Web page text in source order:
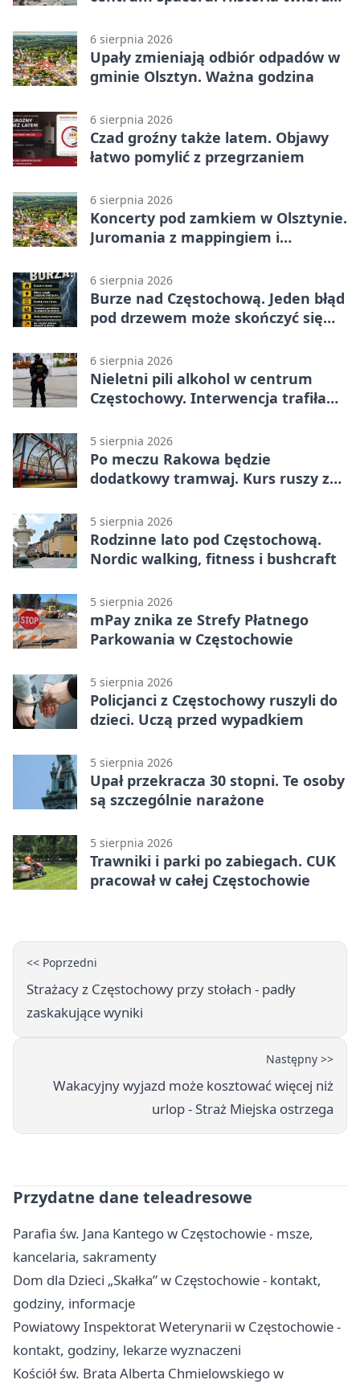
6 sierpnia 2026
Upały zmieniają odbiór odpadów w
gminie Olsztyn. Ważna godzina
6 sierpnia 2026
Czad groźny także latem. Objawy
łatwo pomylić z przegrzaniem
6 sierpnia 2026
Koncerty pod zamkiem w Olsztynie.
Juromania z mappingiem i
6 sierpnia 2026
Burze nad Częstochową. Jeden błąd
pod drzewem może skończyć się
6 sierpnia 2026
Nieletni pili alkohol w centrum
Częstochowy. Interwencja trafiła
5 sierpnia 2026
Po meczu Rakowa będzie
dodatkowy tramwaj. Kurs ruszy ze
5 sierpnia 2026
Rodzinne lato pod Częstochową.
Nordic walking, fitness i bushcraft
5 sierpnia 2026
mPay znika ze Strefy Płatnego
Parkowania w Częstochowie
5 sierpnia 2026
Policjanci z Częstochowy ruszyli do
dzieci. Uczą przed wypadkiem
5 sierpnia 2026
Upał przekracza 30 stopni. Te osoby
są szczególnie narażone
5 sierpnia 2026
Trawniki i parki po zabiegach. CUK
pracował w całej Częstochowie
<< Poprzedni
Strażacy z Częstochowy przy stołach - padły
zaskakujące wyniki
Następny >>
Wakacyjny wyjazd może kosztować więcej niż
urlop - Straż Miejska ostrzega
Przydatne dane teleadresowe
Parafia św. Jana Kantego w Częstochowie - msze,
kancelaria, sakramenty
Dom dla Dzieci „Skałka” w Częstochowie - kontakt,
godziny, informacje
Powiatowy Inspektorat Weterynarii w Częstochowie -
kontakt, godziny, lekarze wyznaczeni
Kościół św. Brata Alberta Chmielowskiego w